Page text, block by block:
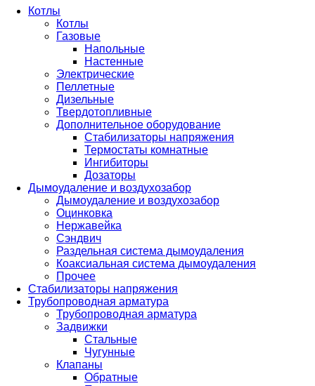
Котлы
Котлы
Газовые
Напольные
Настенные
Электрические
Пеллетные
Дизельные
Твердотопливные
Дополнительное оборудование
Стабилизаторы напряжения
Термостаты комнатные
Ингибиторы
Дозаторы
Дымоудаление и воздухозабор
Дымоудаление и воздухозабор
Оцинковка
Нержавейка
Сэндвич
Раздельная система дымоудаления
Коаксиальная система дымоудаления
Прочее
Стабилизаторы напряжения
Трубопроводная арматура
Трубопроводная арматура
Задвижки
Стальные
Чугунные
Клапаны
Обратные